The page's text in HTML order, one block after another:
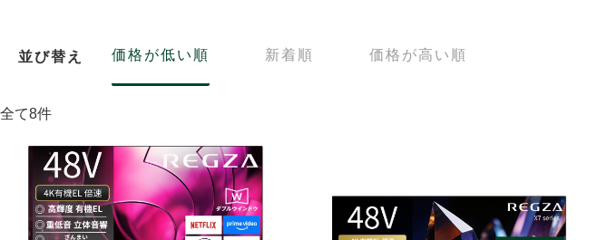
並び替え 価格が低い順 新着順 価格が高い順
全て8件